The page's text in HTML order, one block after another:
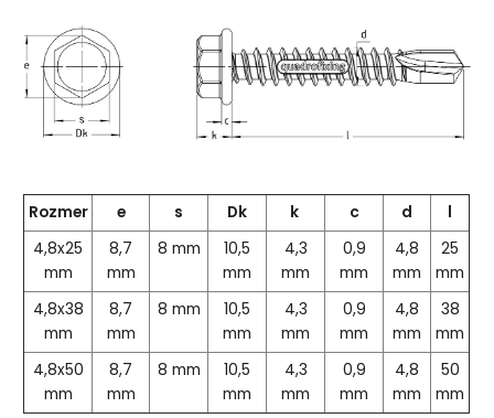
Rozmer e s Dk k c d
l
4,8x25
mm
8,7
mm
8 mm
10,5
mm
4,3
mm
0,9
mm
4,8
mm
25
mm
4,8x38
mm
8,7
mm
8 mm
10,5
mm
4,3
mm
0,9
mm
4,8
mm
38
mm
4,8x50
mm
8,7
mm
8 mm
10,5
mm
4,3
mm
0,9
mm
4,8
mm
50
mm